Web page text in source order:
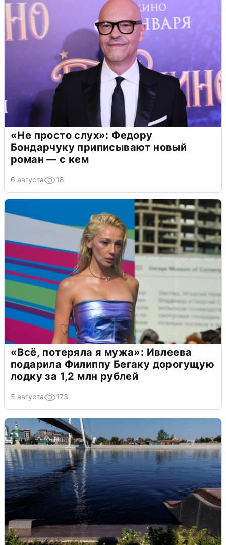
«Не просто слух»: Федору
Бондарчуку приписывают новый
роман — с кем
6 августа 18
«Всё, потеряла я мужа»: Ивлеева
подарила Филиппу Бегаку дорогущую
лодку за 1,2 млн рублей
5 августа 173